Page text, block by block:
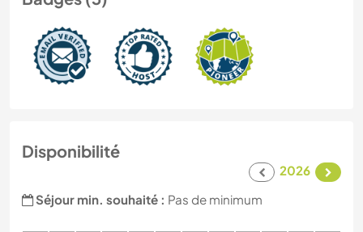
Disponibilité
2026
Séjour min. souhaité : Pas de minimum